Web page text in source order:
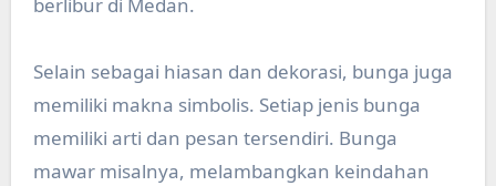
berlibur di Medan.
Selain sebagai hiasan dan dekorasi, bunga juga
memiliki makna simbolis. Setiap jenis bunga
memiliki arti dan pesan tersendiri. Bunga
mawar misalnya, melambangkan keindahan